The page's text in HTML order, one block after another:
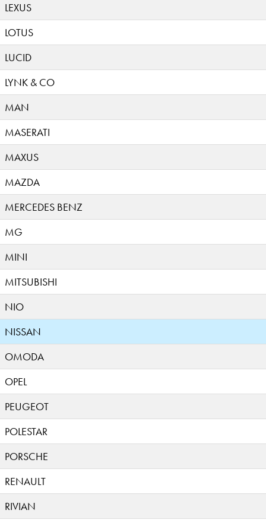
LEXUS
LOTUS
LUCID
LYNK & CO
MAN
MASERATI
MAXUS
MAZDA
MERCEDES BENZ
MG
MINI
MITSUBISHI
NIO
NISSAN
OMODA
OPEL
PEUGEOT
POLESTAR
PORSCHE
RENAULT
RIVIAN